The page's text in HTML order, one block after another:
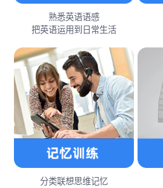
熟悉英语语感
把英语运用到日常生活
分类联想思维记忆